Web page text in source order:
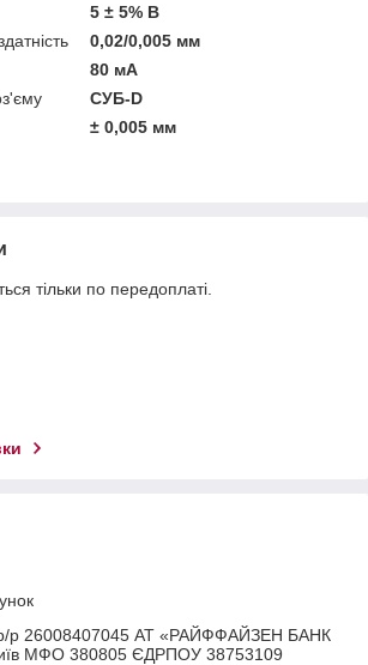
5 ± 5% В
0,02/0,005 мм
80 мА
СУБ-D
± 0,005 мм
тільки по передоплаті.
р/р 26008407045 АТ «РАЙФФАЙЗЕН БАНК
МФО 380805 ЄДРПОУ 38753109